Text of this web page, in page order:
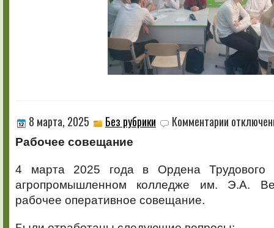
8 марта, 2025 Без рубрики Комментарии записи
Рабочее совещание
4 марта 2025 года в Ордена Трудового
агропромышленном колледже им. Э.А.
рабочее оперативное совещание.